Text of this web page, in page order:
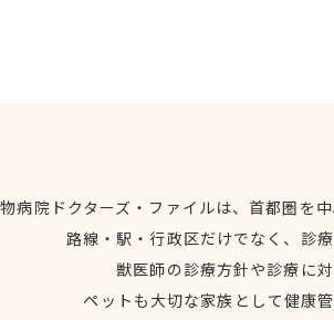
病院ドクターズ・ファイルは、首都圏を
路線・駅・行政区だけでなく、診
獣医師の診療方針や診療に
ペットも大切な家族として健康